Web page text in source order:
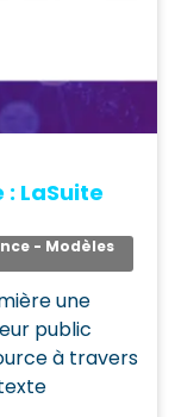
LaSuite
- Modèles
une
public
à travers